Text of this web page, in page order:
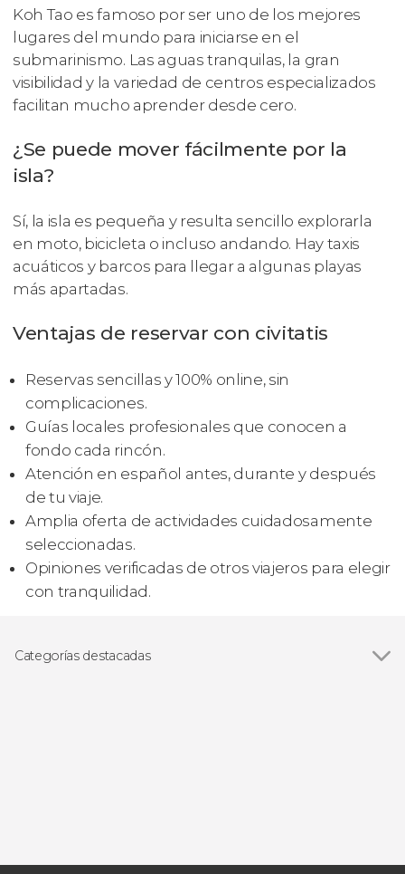
Koh Tao es famoso por ser uno de los mejores
lugares del mundo para iniciarse en el
submarinismo. Las aguas tranquilas, la gran
visibilidad y la variedad de centros especializados
facilitan mucho aprender desde cero.
¿Se puede mover fácilmente por la
isla?
Sí, la isla es pequeña y resulta sencillo explorarla
en moto, bicicleta o incluso andando. Hay taxis
acuáticos y barcos para llegar a algunas playas
más apartadas.
Ventajas de reservar con civitatis
Reservas sencillas y 100% online, sin
complicaciones.
Guías locales profesionales que conocen a
fondo cada rincón.
Atención en español antes, durante y después
de tu viaje.
Amplia oferta de actividades cuidadosamente
seleccionadas.
Opiniones verificadas de otros viajeros para elegir
con tranquilidad.
Categorías destacadas